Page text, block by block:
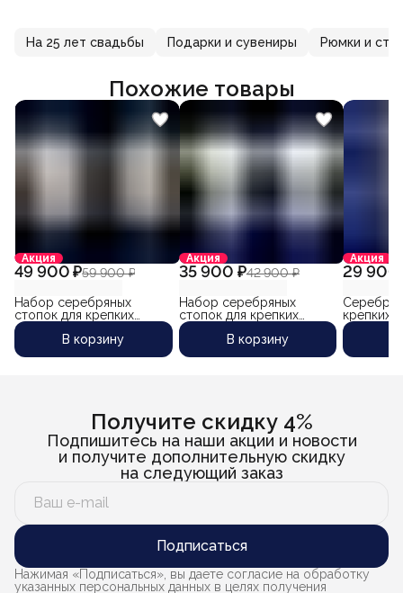
На 25 лет свадьбы Подарки и сувениры Рюмки и
Похожие товары
Акция
49 900 ₽59 900 ₽
Набор серебряных
стопок для крепких
напитков с
позолоченным гербом
России "Воевода-3" (2 шт)
В корзину
Акция
35 900 ₽42 900 ₽
Набор серебряных
стопок для крепких
напитков "Ладога" (2 шт)
(объем 1 стопки 45 мл)
В корзину
Акция
29 900
крепких
"Друзья"
Получите скидку 4%
Подпишитесь на наши акции и новости
и получите дополнительную скидку
на следующий заказ
Подписаться
Нажимая «Подписаться», вы даете согласие на обработку
указанных персональных данных в целях получения